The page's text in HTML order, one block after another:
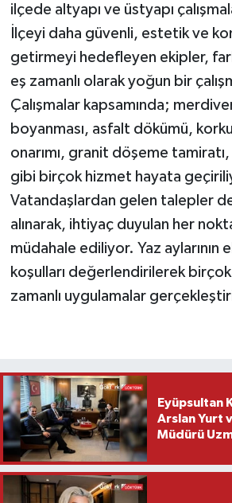
ilçede altyapı ve üstyapı
İlçeyi daha güvenli, estetik ve
getirmeyi hedefleyen ekipler,
eş zamanlı olarak yoğun bir
Çalışmalar kapsamında;
boyanması, asfalt dökümü,
onarımı, granit döşeme
gibi birçok hizmet hayata
Vatandaşlardan gelen talepler
alınarak, ihtiyaç duyulan her
müdahale ediliyor. Yaz aylarının
koşulları değerlendirilerek
zamanlı uygulamalar
Eyüpsultan
Arslan Yurt
Müdürü
Ziyareti